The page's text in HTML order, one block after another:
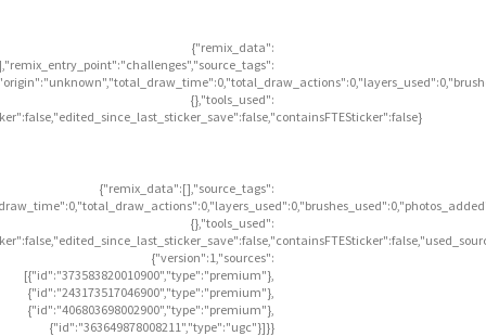
{"remix_data":
{},"tools_used":
{"remix_data":[],"source_tags":
{},"tools_used":
{"version":1,"sources":
[{"id":"373583820010900","type":"premium"},
{"id":"243173517046900","type":"premium"},
{"id":"406803698002900","type":"premium"},
{"id":"363649878008211","type":"ugc"}]}}